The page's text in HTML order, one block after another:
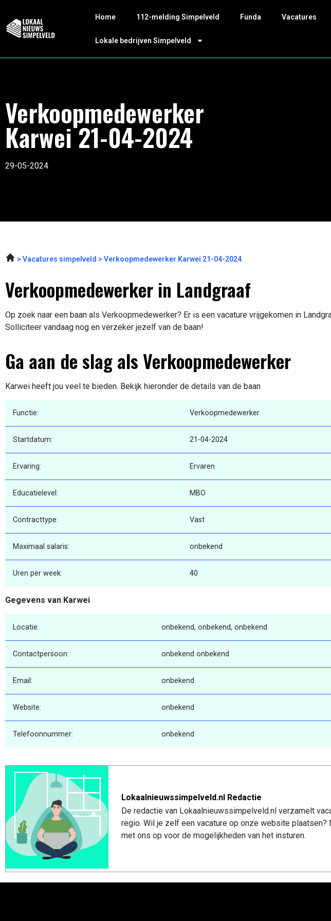
Home 112-melding Simpelveld Funda Vacatures
Lokale bedrijven Simpelveld
Verkoopmedewerker
Karwei 21-04-2024
29-05-2024
Vacatures simpelveld Verkoopmedewerker Karwei 21-04-2024
Verkoopmedewerker in Landgraaf
Op zoek naar een baan als Verkoopmedewerker? Er is een vacature vrijgekomen in
Solliciteer vandaag nog en verzeker jezelf van de baan!
Ga aan de slag als Verkoopmedewerker
Karwei heeft jou veel te bieden. Bekijk hieronder de details van de baan
Functie: Verkoopmedewerker
Startdatum: 21-04-2024
Ervaring: Ervaren
Educatielevel: MBO
Contracttype: Vast
Maximaal salaris: onbekend
Uren per week: 40
Gegevens van Karwei
Locatie: onbekend, onbekend, onbekend
Contactpersoon: onbekend onbekend
Email: onbekend
Website: onbekend
Telefoonnummer: onbekend
Lokaalnieuwssimpelveld.nl Redactie
De redactie van Lokaalnieuwssimpelveld.nl verzamelt
regio. Wil je zelf een vacature op onze website plaatsen?
met ons op voor de mogelijkheden van het insturen.